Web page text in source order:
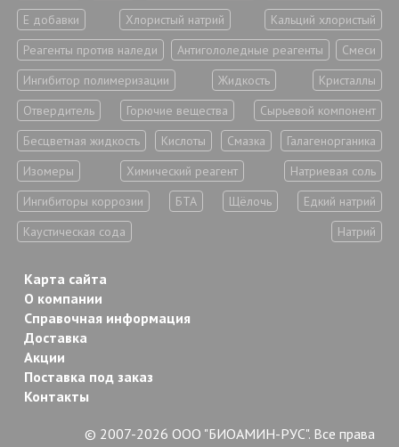
Е добавки
Хлористый натрий
Кальций хлористый
Реагенты против наледи
Антигололедные реагенты
Смеси
Ингибитор полимеризации
Жидкость
Кристаллы
Отвердитель
Горючие вещества
Сырьевой компонент
Бесцветная жидкость
Кислоты Смазка
Галагенорганика
Изомеры
Химический реагент
Натриевая соль
Ингибиторы коррозии
БТА Щёлочь
Едкий натрий
Каустическая сода
Натрий
Карта сайта
О компании
Справочная информация
Доставка
Акции
Поставка под заказ
Контакты
© 2007-2026 ООО "БИОАМИН-РУС". Все права